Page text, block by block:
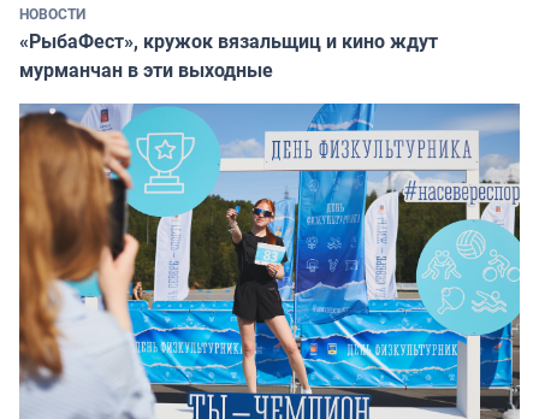
НОВОСТИ
«РыбаФест», кружок вязальщиц и кино ждут
мурманчан в эти выходные